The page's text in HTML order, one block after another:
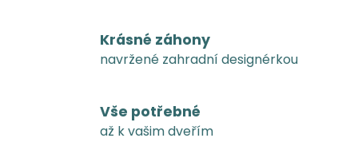
Krásné záhony
navržené zahradní designérkou
Vše potřebné
až k vašim dveřím